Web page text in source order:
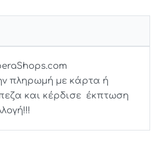
πληρωμή με κάρτα ή
και κέρδισε έκπτωση